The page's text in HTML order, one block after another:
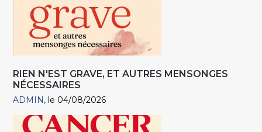
RIEN N'EST GRAVE, ET AUTRES MENSONGES
NÉCESSAIRES
ADMIN le 04/08/2026